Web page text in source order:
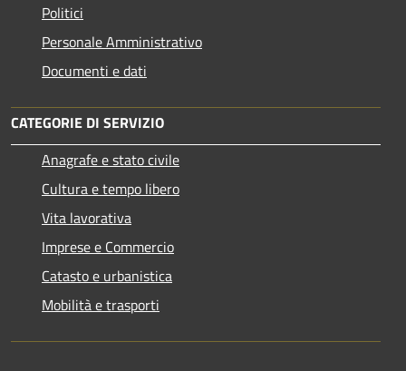
Politici
Personale Amministrativo
Documenti e dati
CATEGORIE DI SERVIZIO
Anagrafe e stato civile
Cultura e tempo libero
Vita lavorativa
Imprese e Commercio
Catasto e urbanistica
Mobilità e trasporti